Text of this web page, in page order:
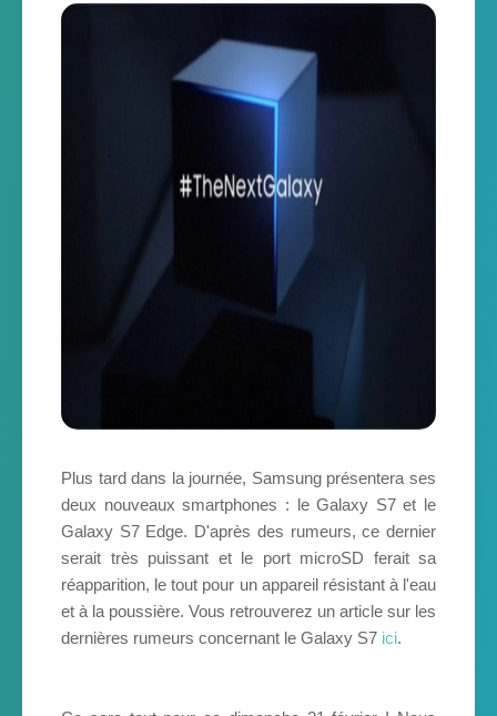
Plus tard dans la journée, Samsung présentera ses
deux nouveaux smartphones : le Galaxy S7 et le
Galaxy S7 Edge. D'après des rumeurs, ce dernier
serait très puissant et le port microSD ferait sa
réapparition, le tout pour un appareil résistant à l'eau
et à la poussière. Vous retrouverez un article sur les
dernières rumeurs concernant le Galaxy S7 ici.